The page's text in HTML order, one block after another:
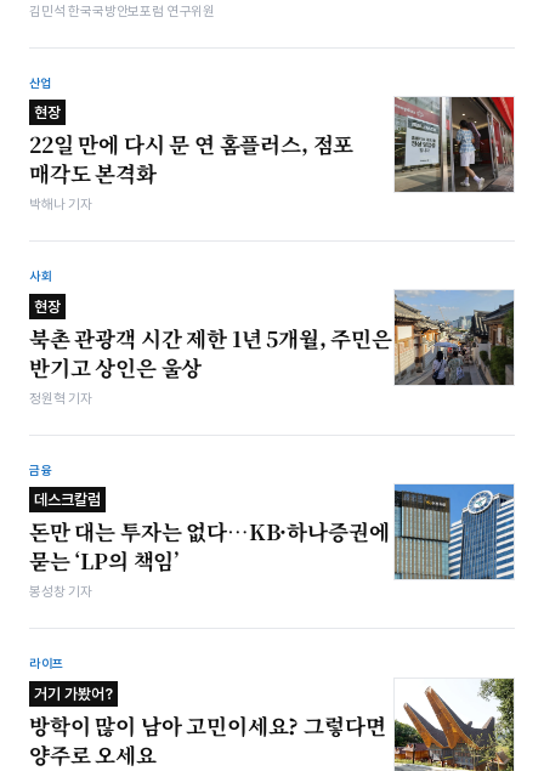
김민석 한국국방안보포럼 연구위원
산업
현장
22일 만에 다시 문 연 홈플러스, 점포
매각도 본격화
박해나 기자
사회
현장
북촌 관광객 시간 제한 1년 5개월, 주민은
반기고 상인은 울상
정원혁 기자
금융
데스크칼럼
돈만 대는 투자는 없다…KB·하나증권에
묻는 ‘LP의 책임’
봉성창 기자
라이프
거기 가봤어?
방학이 많이 남아 고민이세요? 그렇다면
양주로 오세요